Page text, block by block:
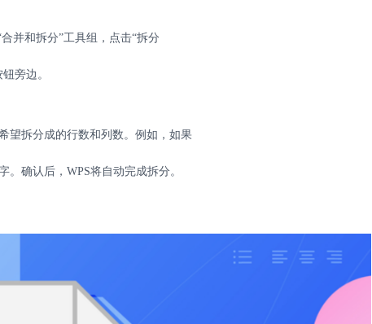
并和拆分”工具组，点击“拆分
旁边。
望拆分成的行数和列数。例如，如果
。确认后， WPS将自动完成拆分。